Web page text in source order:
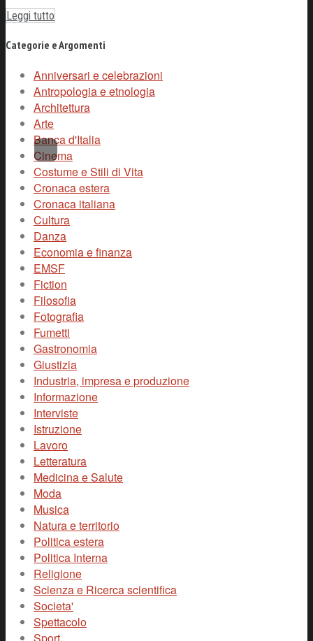
Leggi tutto
Categorie e Argomenti
Anniversari e celebrazioni
Antropologia e etnologia
Architettura
Arte
Banca d'Italia
Cinema
Costume e Stili di Vita
Cronaca estera
Cronaca italiana
Cultura
Danza
Economia e finanza
EMSF
Fiction
Filosofia
Fotografia
Fumetti
Gastronomia
Giustizia
Industria, impresa e produzione
Informazione
Interviste
Istruzione
Lavoro
Letteratura
Medicina e Salute
Moda
Musica
Natura e territorio
Politica estera
Politica Interna
Religione
Scienza e Ricerca scientifica
Societa'
Spettacolo
Sport